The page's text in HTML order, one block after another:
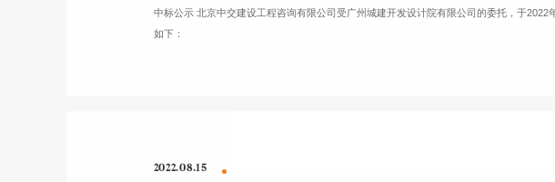
中标公示 北京中交建设工程咨询有限公司受广州城建开发设计院有限公司的委托，于
如下：
2022.08.15